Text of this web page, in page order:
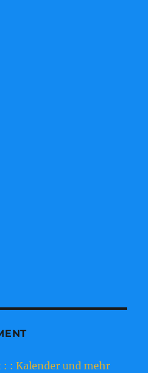
: : Kalender und mehr